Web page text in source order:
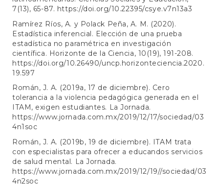
7(13), 65-87. https://doi.org/10.22395/csye.v7n13a3
Ramírez Ríos, A. y Polack Peña, A. M. (2020).
Estadística inferencial. Elección de una prueba
estadística no paramétrica en investigación
científica. Horizonte de la Ciencia, 10(19), 191-208.
https://doi.org/10.26490/uncp.horizonteciencia.2020.
19.597
Román, J. A. (2019a, 17 de diciembre). Cero
tolerancia a la violencia pedagógica generada en el
ITAM, exigen estudiantes. La Jornada.
https://www.jornada.com.mx/2019/12/17/sociedad/03
4n1soc
Román, J. A. (2019b, 19 de diciembre). ITAM trata
con especialistas para ofrecer a educandos servicios
de salud mental. La Jornada.
https://www.jornada.com.mx/2019/12/19//sociedad/03
4n2soc